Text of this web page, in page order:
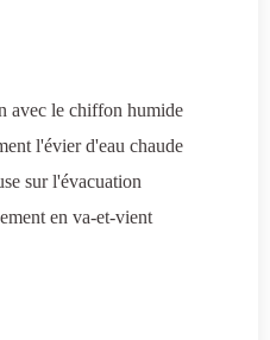
avec le chiffon humide
l'évier d'eau chaude
sur l'évacuation
en va-et-vient